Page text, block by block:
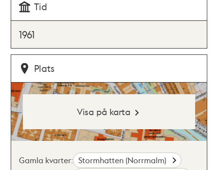
Tid
1961
Plats
Visa på karta
Gamla kvarter: Stormhatten (Norrmalm)